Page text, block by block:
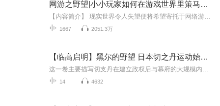
网游之野望|小小玩家如何在游戏世界里策马奔腾重获新生
1667 2051.3万
【临高启明】黑尔的野望 日本切之丹运动始末 第二卷
14 4632